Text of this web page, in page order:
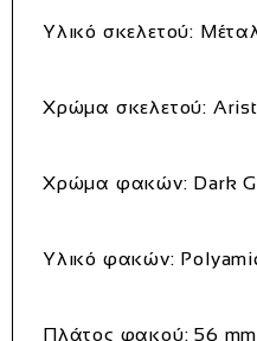
Υλικό σκελετού:
Χρώμα σκελετού:
Χρώμα φακών: Dark
Υλικό φακών:
Πλάτος φακού: 56 mm